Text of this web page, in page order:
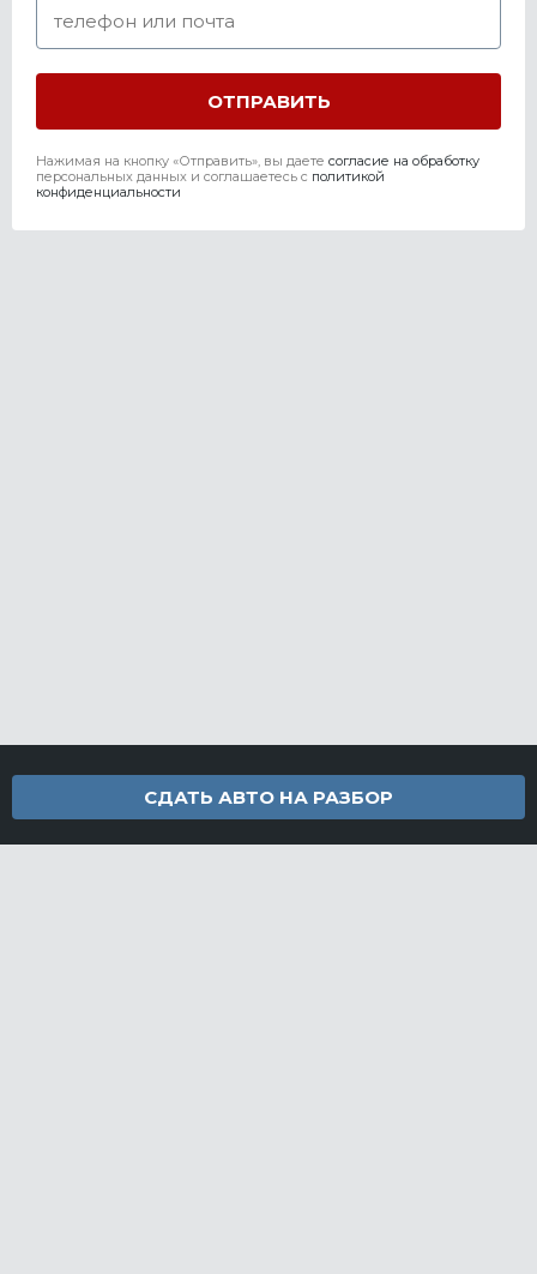
Нажимая на кнопку «Отправить», вы даете согласие на обработку
персональных данных и соглашаетесь c политикой
конфиденциальности
СДАТЬ АВТО НА РАЗБОР